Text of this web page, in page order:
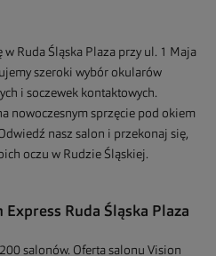
Ruda Śląska Plaza przy ul. 1 Maja
szeroki wybór okularów
i soczewek kontaktowych.
nowoczesnym sprzęcie pod okiem
nasz salon i przekonaj się,
oczu w Rudzie Śląskiej.
Ruda Śląska Plaza
salonów. Oferta salonu Vision